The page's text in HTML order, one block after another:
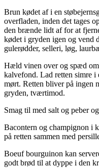
Brun kødet af i en
overfladen, inden det tages
den brænde lidt af for at
kødet i gryden igen og vend
gulerødder, selleri, løg,
Hæld vinen over og spæd
kalvefond. Lad retten simre i
mørt. Retten bliver på ingen
gryden, tværtimod.
Smag til med salt og peber
Bacontern og champignon i
på retten sammen med
Boeuf bourguinon kan
godt brød til at dyppe i den